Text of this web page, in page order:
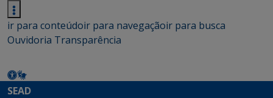
ir para conteúdoir para navegaçãoir para busca
Ouvidoria Transparência
SEAD